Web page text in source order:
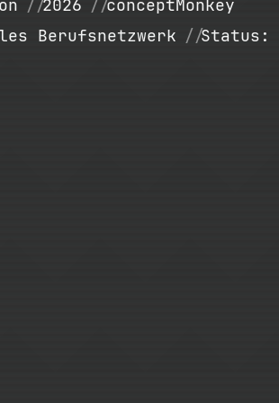
2026
conceptMonkey
Berufsnetzwerk
Status: